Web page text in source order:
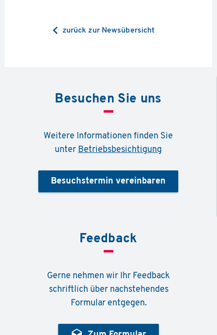
zurück zur Newsübersicht
Besuchen Sie uns
Weitere Informationen finden Sie
unter Betriebsbesichtigung
Besuchstermin vereinbaren
Feedback
Gerne nehmen wir Ihr Feedback
schriftlich über nachstehendes
Formular entgegen.